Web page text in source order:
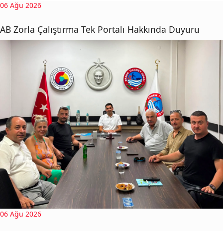
06 Ağu 2026
AB Zorla Çalıştırma Tek Portalı Hakkında Duyuru
06 Ağu 2026